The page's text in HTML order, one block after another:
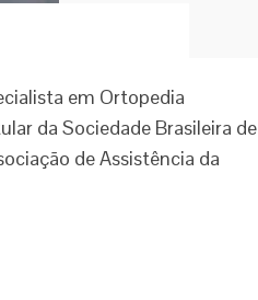
em Ortopedia
da Sociedade Brasileira de
de Assistência da